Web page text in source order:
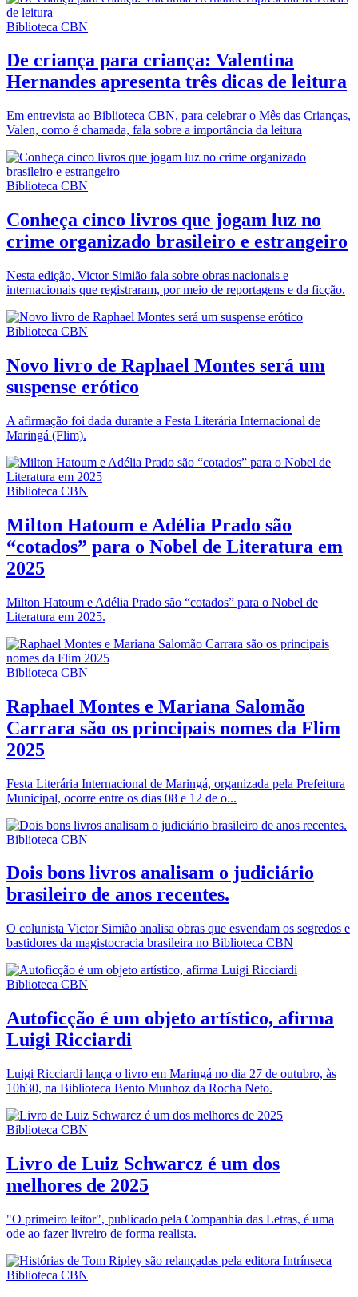
Biblioteca CBN
De criança para criança: Valentina
Hernandes apresenta três dicas de leitura
Em entrevista ao Biblioteca CBN, para celebrar o Mês das Crianças,
Valen, como é chamada, fala sobre a importância da leitura
Biblioteca CBN
Conheça cinco livros que jogam luz no
crime organizado brasileiro e estrangeiro
Nesta edição, Victor Simião fala sobre obras nacionais e
internacionais que registraram, por meio de reportagens e da ficção.
Biblioteca CBN
Novo livro de Raphael Montes será um
suspense erótico
A afirmação foi dada durante a Festa Literária Internacional de
Maringá (Flim).
Biblioteca CBN
Milton Hatoum e Adélia Prado são
“cotados” para o Nobel de Literatura em
2025
Milton Hatoum e Adélia Prado são “cotados” para o Nobel de
Literatura em 2025.
Biblioteca CBN
Raphael Montes e Mariana Salomão
Carrara são os principais nomes da Flim
2025
Festa Literária Internacional de Maringá, organizada pela Prefeitura
Municipal, ocorre entre os dias 08 e 12 de o...
Biblioteca CBN
Dois bons livros analisam o judiciário
brasileiro de anos recentes.
O colunista Victor Simião analisa obras que esvendam os segredos e
bastidores da magistocracia brasileira no Biblioteca CBN
Biblioteca CBN
Autoficção é um objeto artístico, afirma
Luigi Ricciardi
Luigi Ricciardi lança o livro em Maringá no dia 27 de outubro, às
10h30, na Biblioteca Bento Munhoz da Rocha Neto.
Biblioteca CBN
Livro de Luiz Schwarcz é um dos
melhores de 2025
"O primeiro leitor", publicado pela Companhia das Letras, é uma
ode ao fazer livreiro de forma realista.
Biblioteca CBN